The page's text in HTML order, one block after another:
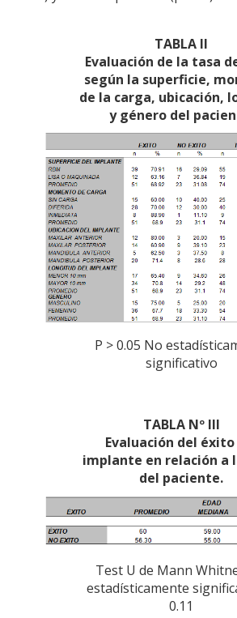
TABLA II
Evaluación de la tasa
según la superficie,
de la carga, ubicación,
y género del
P > 0.05 No
significativo
TABLA Nº III
Evaluación del
implante en relación a
del paciente.
Test U de Mann
estadísticamente
0.11